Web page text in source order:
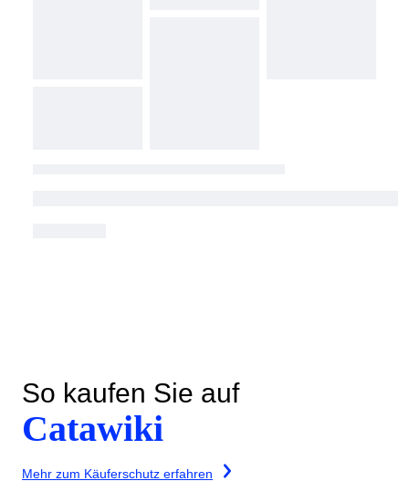
So kaufen Sie auf
Catawiki
Mehr zum Käuferschutz erfahren